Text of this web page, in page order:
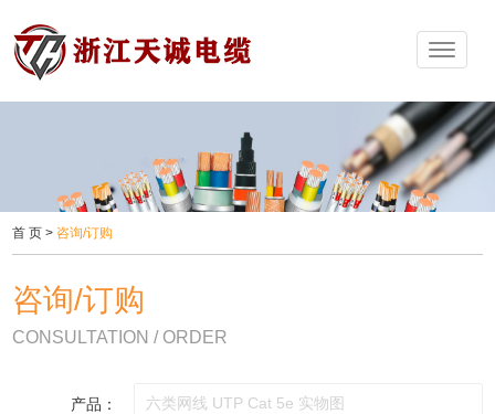
首 页 > 咨询/订购
咨询/订购
CONSULTATION / ORDER
产品：